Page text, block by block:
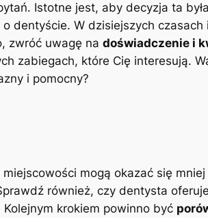
Istotne jest, aby decyzja ta
o ⁣dentyście. W dzisiejszych
zwróć‍ uwagę na doświadczenie i
zabiegach,‌ które Cię interesują.
i pomocny?
mogą okazać się
również, czy dentysta oferuje
krokiem powinno być‍